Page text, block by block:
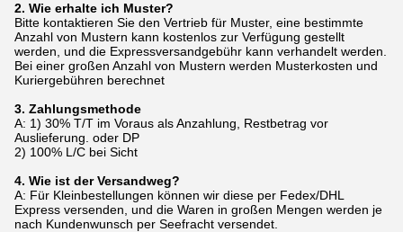
2. Wie erhalte ich Muster?
Bitte kontaktieren Sie den Vertrieb für Muster, eine bestimmte
Anzahl von Mustern kann kostenlos zur Verfügung gestellt
werden, und die Expressversandgebühr kann verhandelt werden.
Bei einer großen Anzahl von Mustern werden Musterkosten und
Kuriergebühren berechnet
3. Zahlungsmethode
A: 1) 30% T/T im Voraus als Anzahlung, Restbetrag vor
Auslieferung. oder DP
2) 100% L/C bei Sicht
4. Wie ist der Versandweg?
A: Für Kleinbestellungen können wir diese per Fedex/DHL
Express versenden, und die Waren in großen Mengen werden je
nach Kundenwunsch per Seefracht versendet.